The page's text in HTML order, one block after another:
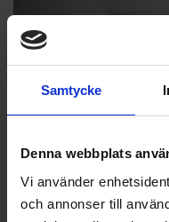
Samtycke
Denna webbplats
Vi använder
och annonser till